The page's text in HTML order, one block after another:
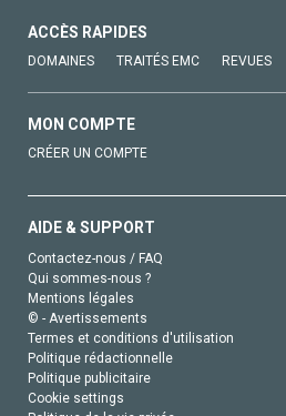
ACCÈS RAPIDES
DOMAINES TRAITÉS EMC REVUES
MON COMPTE
CRÉER UN COMPTE
AIDE & SUPPORT
Contactez-nous / FAQ
Qui sommes-nous ?
Mentions légales
© - Avertissements
Termes et conditions d'utilisation
Politique rédactionnelle
Politique publicitaire
Cookie settings